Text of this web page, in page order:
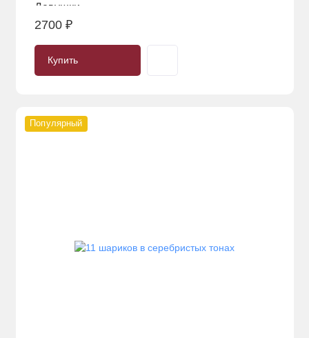
Девушки
2700 ₽
Купить
Популярный